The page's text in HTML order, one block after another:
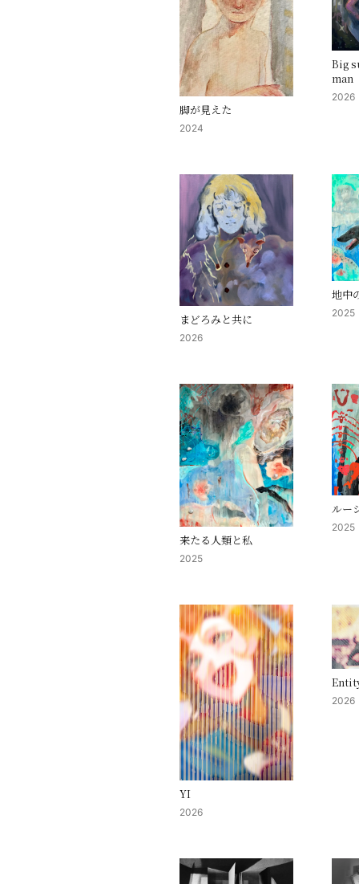
脚が見えた
2024
Big
man
2026
まどろみと共に
2026
地中
2025
来たる人類と私
2025
ルー
2025
YI
2026
2026